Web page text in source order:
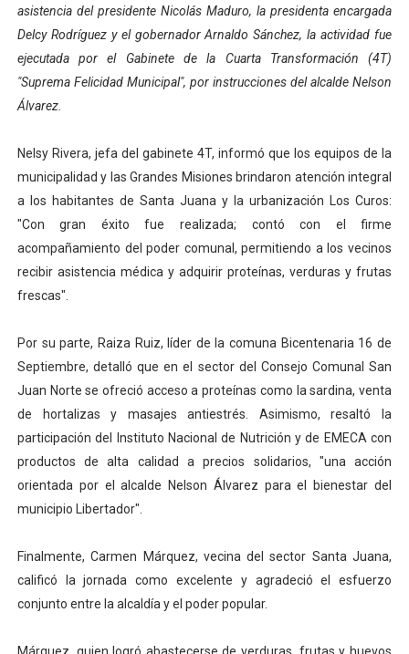
asistencia del presidente Nicolás Maduro, la presidenta encargada
Delcy Rodríguez y el gobernador Arnaldo Sánchez, la actividad fue
ejecutada por el Gabinete de la Cuarta Transformación (4T)
"Suprema Felicidad Municipal", por instrucciones del alcalde Nelson
Álvarez.
Nelsy Rivera, jefa del gabinete 4T, informó que los equipos de la
municipalidad y las Grandes Misiones brindaron atención integral
a los habitantes de Santa Juana y la urbanización Los Curos:
"Con gran éxito fue realizada; contó con el firme
acompañamiento del poder comunal, permitiendo a los vecinos
recibir asistencia médica y adquirir proteínas, verduras y frutas
frescas".
Por su parte, Raiza Ruiz, líder de la comuna Bicentenaria 16 de
Septiembre, detalló que en el sector del Consejo Comunal San
Juan Norte se ofreció acceso a proteínas como la sardina, venta
de hortalizas y masajes antiestrés. Asimismo, resaltó la
participación del Instituto Nacional de Nutrición y de EMECA con
productos de alta calidad a precios solidarios, "una acción
orientada por el alcalde Nelson Álvarez para el bienestar del
municipio Libertador".
Finalmente, Carmen Márquez, vecina del sector Santa Juana,
calificó la jornada como excelente y agradeció el esfuerzo
conjunto entre la alcaldía y el poder popular.